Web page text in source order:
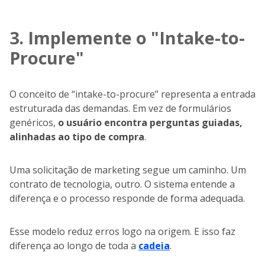
3. Implemente o "Intake-to-
Procure"
O conceito de “intake-to-procure” representa a entrada
estruturada das demandas. Em vez de formulários
genéricos, o usuário encontra perguntas guiadas,
alinhadas ao tipo de compra.
Uma solicitação de marketing segue um caminho. Um
contrato de tecnologia, outro. O sistema entende a
diferença e o processo responde de forma adequada.
Esse modelo reduz erros logo na origem. E isso faz
diferença ao longo de toda a cadeia.